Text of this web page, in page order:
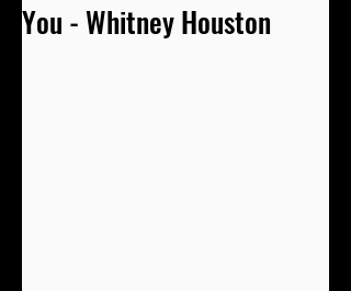
You - Whitney Houston